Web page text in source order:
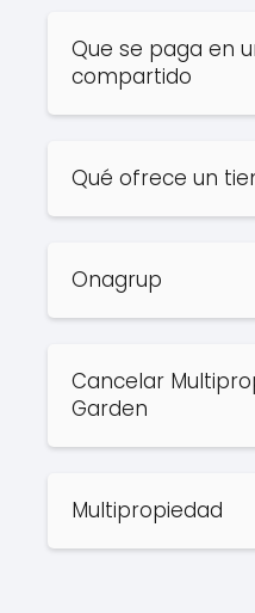
Que se paga en
compartido
Qué ofrece un
Onagrup
Cancelar
Garden
Multipropiedad